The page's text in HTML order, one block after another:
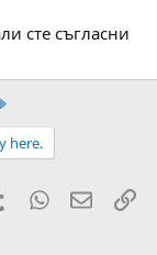
сте съгласни
here.
TumblrWhatsApp
Email